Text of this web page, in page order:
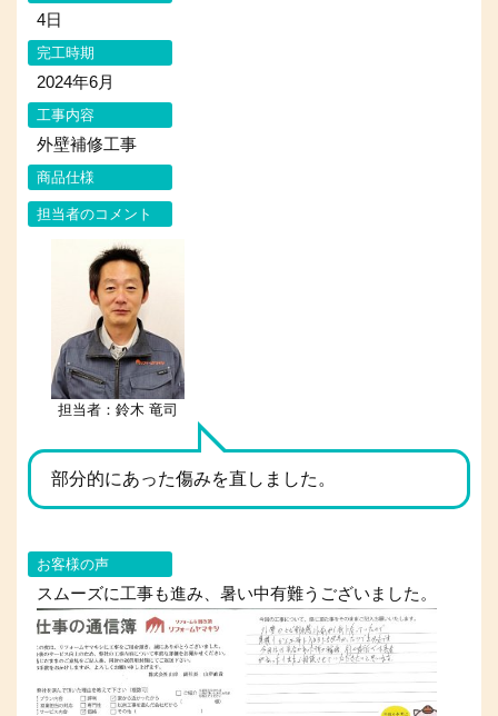
4日
完工時期
2024年6月
工事内容
外壁補修工事
商品仕様
担当者のコメント
担当者：鈴木 竜司
部分的にあった傷みを直しました。
お客様の声
スムーズに工事も進み、暑い中有難うございました。